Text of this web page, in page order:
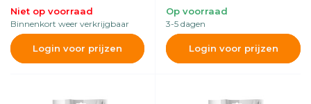
Niet op voorraad
Binnenkort weer verkrijgbaar
Login voor prijzen
Op voorraad
3-5 dagen
Login voor prijzen